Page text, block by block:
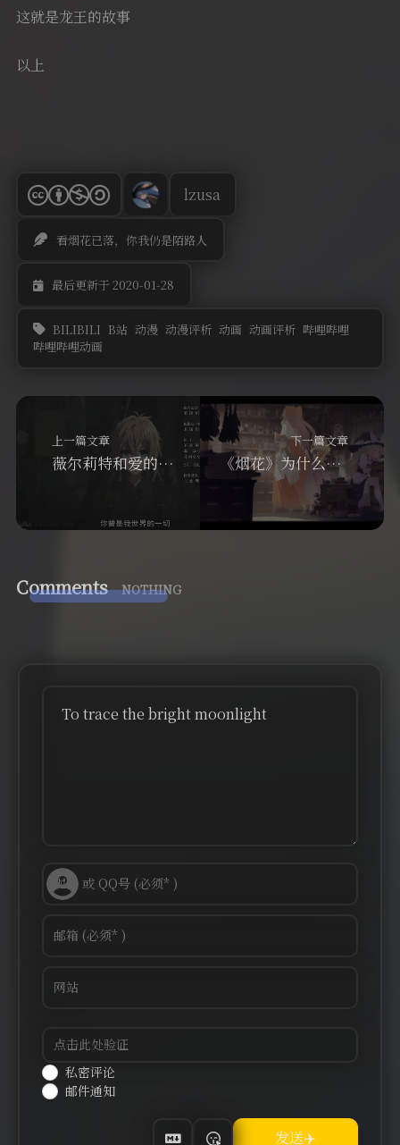
这就是龙王的故事
以上
lzusa
看烟花已落，你我仍是陌路人
最后更新于 2020-01-28
BILIBILI B站 动漫 动漫评析 动画 动画评析 哔哩哔哩
哔哩哔哩动画
上一篇文章
薇尔莉特和爱的故事
下一篇文章
《烟花》为什么会赢？
Comments NOTHING
To trace the bright moonlight
私密评论
邮件通知